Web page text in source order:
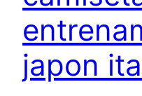
japon